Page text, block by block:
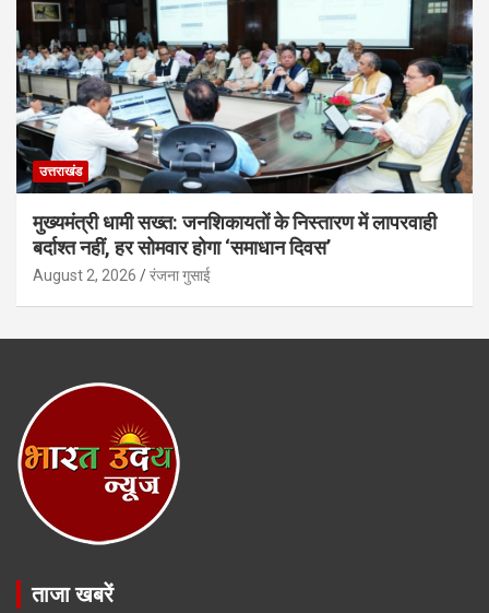
उत्तराखंड
मुख्यमंत्री धामी सख्त: जनशिकायतों के निस्तारण में लापरवाही
बर्दाश्त नहीं, हर सोमवार होगा ‘समाधान दिवस’
August 2, 2026 रंजना गुसाई
ताजा खबरें